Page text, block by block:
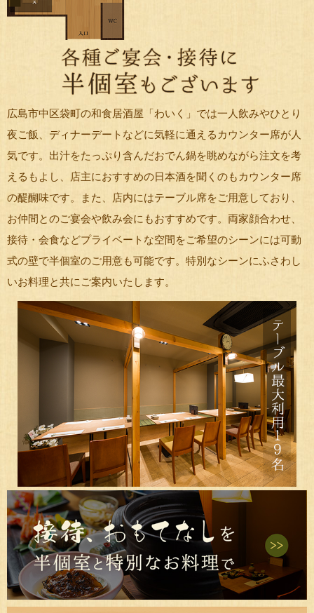
広島市中区袋町の和食居酒屋「わいく」では一人飲みやひとり
夜ご飯、ディナーデートなどに気軽に通えるカウンター席が人
気です。出汁をたっぷり含んだおでん鍋を眺めながら注文を考
えるもよし、店主におすすめの日本酒を聞くのもカウンター席
の醍醐味です。また、店内にはテーブル席をご用意しており、
お仲間とのご宴会や飲み会にもおすすめです。両家顔合わせ、
接待・会食などプライベートな空間をご希望のシーンには可動
式の壁で半個室のご用意も可能です。特別なシーンにふさわし
いお料理と共にご案内いたします。